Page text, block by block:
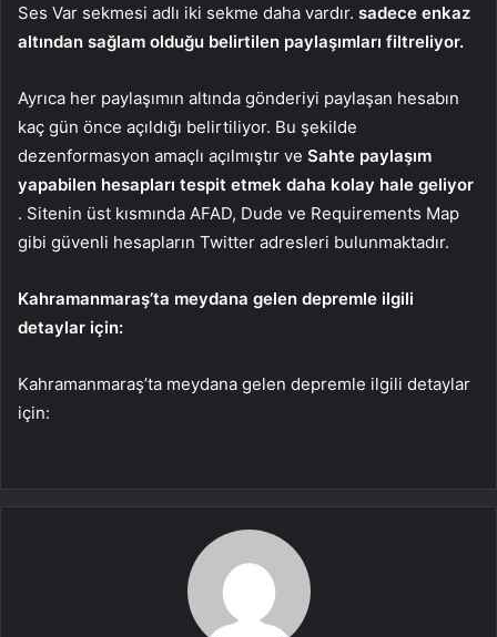
Ses Var sekmesi adlı iki sekme daha vardır. sadece enkaz
altından sağlam olduğu belirtilen paylaşımları filtreliyor.
Ayrıca her paylaşımın altında gönderiyi paylaşan hesabın
kaç gün önce açıldığı belirtiliyor. Bu şekilde
dezenformasyon amaçlı açılmıştır ve Sahte paylaşım
yapabilen hesapları tespit etmek daha kolay hale geliyor
. Sitenin üst kısmında AFAD, Dude ve Requirements Map
gibi güvenli hesapların Twitter adresleri bulunmaktadır.
Kahramanmaraş’ta meydana gelen depremle ilgili
detaylar için:
Kahramanmaraş’ta meydana gelen depremle ilgili detaylar
için: